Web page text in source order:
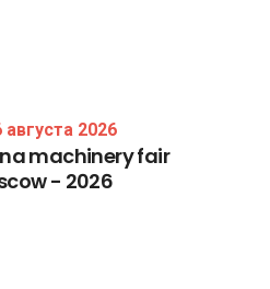
августа 2026
machineryfair
- 2026